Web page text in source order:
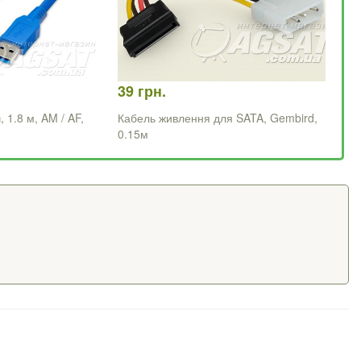
1.8 м, AM / AF,
39 грн.
Кабель живлення для SATA, Gembird,
0.15м